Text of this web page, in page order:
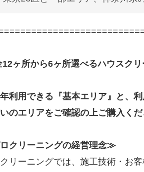
ヶ所から6ヶ所選べるハウスクリ
利用できる『基本エリア』と、
のエリアをご確認の上ご購入く
クリーニングの経営理念≫
リーニングでは、施工技術・お